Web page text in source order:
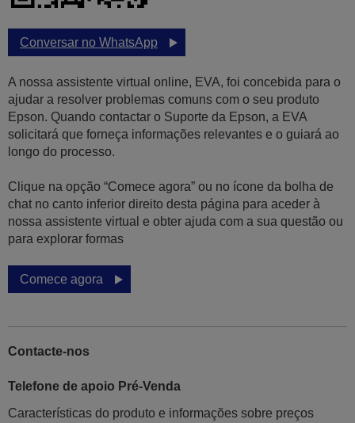
Conversar no WhatsApp
A nossa assistente virtual online, EVA, foi concebida para o
ajudar a resolver problemas comuns com o seu produto
Epson. Quando contactar o Suporte da Epson, a EVA
solicitará que forneça informações relevantes e o guiará ao
longo do processo.
Clique na opção “Comece agora” ou no ícone da bolha de
chat no canto inferior direito desta página para aceder à
nossa assistente virtual e obter ajuda com a sua questão ou
para explorar formas
Comece agora
Contacte-nos
Telefone de apoio Pré-Venda
Características do produto e informações sobre preços